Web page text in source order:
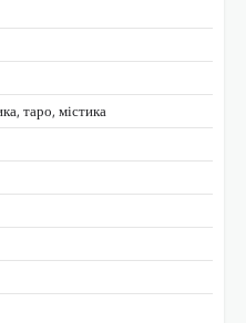
таро, містика